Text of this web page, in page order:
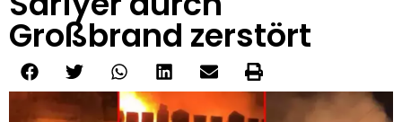
Großbrand zerstört